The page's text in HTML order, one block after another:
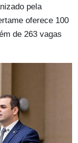
pela
oferece 100
de 263 vagas